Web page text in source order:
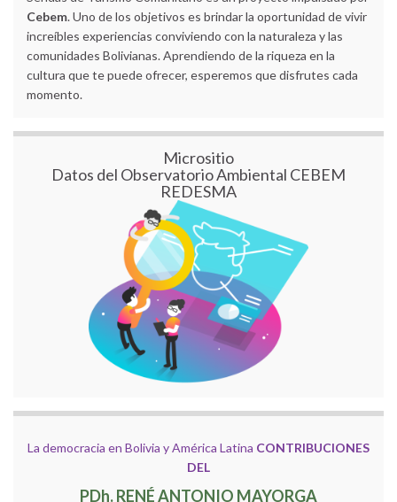
Cebem. Uno de los objetivos es brindar la oportunidad de vivir
increíbles experiencias conviviendo con la naturaleza y las
comunidades Bolivianas. Aprendiendo de la riqueza en la
cultura que te puede ofrecer, esperemos que disfrutes cada
momento.
Micrositio
Datos del Observatorio Ambiental CEBEM
REDESMA
La democracia en Bolivia y América Latina CONTRIBUCIONES
DEL
PDh. RENÉ ANTONIO MAYORGA